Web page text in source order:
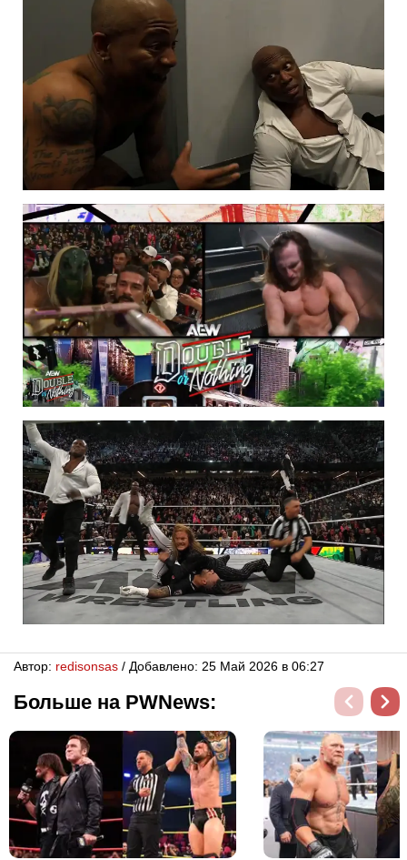
Автор: redisonsas / Добавлено: 25 Май 2026 в 06:27
Больше на PWNews: